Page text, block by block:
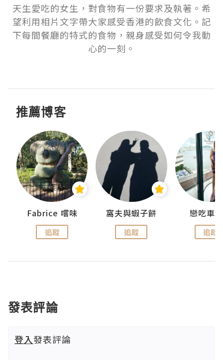
天生愛吃的女生，對食物有一份要求及執著。希
望利用相片文字帶大家感受香港的飲食文化。記
下每間餐廳的特式的食物，親身感受如何令我動
心的一刻。
推薦博客
Fabrice 嚐味
追蹤
窩夫與蝦子餅
追蹤
戀吃車
追蹤
發表評論
登入發表評論